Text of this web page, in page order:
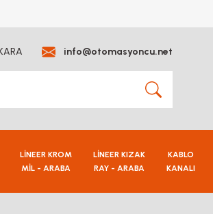
info@otomasyoncu.net
LİNEER KROM
MİL - ARABA
LİNEER KIZAK
RAY - ARABA
KABLO
KANALI